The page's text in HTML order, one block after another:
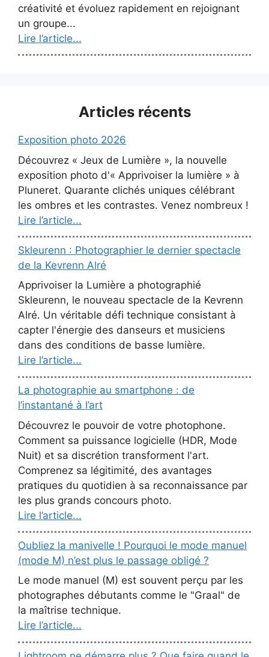
créativité et évoluez rapidement en rejoignant
un groupe...
Lire l’article...
Articles récents
Exposition photo 2026
Découvrez « Jeux de Lumière », la nouvelle
exposition photo d'« Apprivoiser la lumière » à
Pluneret. Quarante clichés uniques célébrant
les ombres et les contrastes. Venez nombreux !
Lire l’article...
Skleurenn : Photographier le dernier spectacle
de la Kevrenn Alré
Apprivoiser la Lumière a photographié
Skleurenn, le nouveau spectacle de la Kevrenn
Alré. Un véritable défi technique consistant à
capter l'énergie des danseurs et musiciens
dans des conditions de basse lumière.
Lire l’article...
La photographie au smartphone : de
l’instantané à l’art
Découvrez le pouvoir de votre photophone.
Comment sa puissance logicielle (HDR, Mode
Nuit) et sa discrétion transforment l'art.
Comprenez sa légitimité, des avantages
pratiques du quotidien à sa reconnaissance par
les plus grands concours photo.
Lire l’article...
Oubliez la manivelle ! Pourquoi le mode manuel
(mode M) n’est plus le passage obligé ?
Le mode manuel (M) est souvent perçu par les
photographes débutants comme le "Graal" de
la maîtrise technique.
Lire l’article...